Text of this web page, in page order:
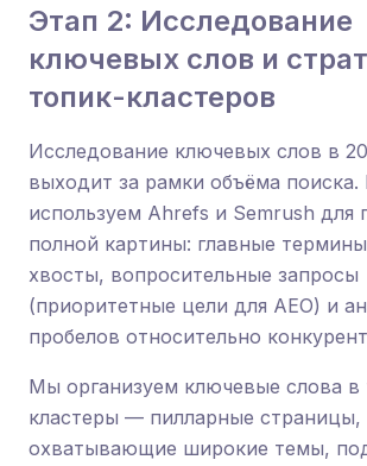
Этап 2: Исследование
ключевых слов и
топик-кластеров
Исследование ключевых слов в
выходит за рамки объёма
используем Ahrefs и Semrush для
полной картины: главные
хвосты, вопросительные запросы
(приоритетные цели для AEO) и
пробелов относительно
Мы организуем ключевые слова в
кластеры — пилларные страницы,
охватывающие широкие темы,